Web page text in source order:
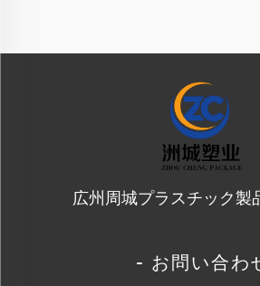
広州周城プラスチック製
- お問い合わ